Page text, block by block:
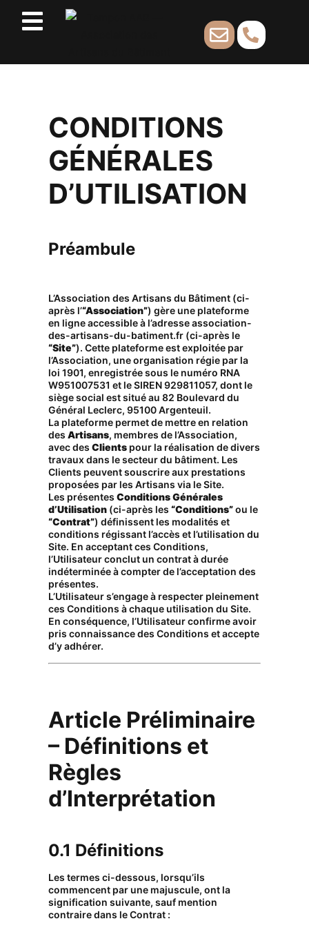
CONDITIONS
GÉNÉRALES
D’UTILISATION
Préambule
L’Association des Artisans du Bâtiment (ci-
après l’“Association”) gère une plateforme
en ligne accessible à l’adresseassociation-
des-artisans-du-batiment.fr (ci-après le
“Site”). Cette plateforme est exploitée par
l’Association, une organisation régie par la
loi 1901, enregistrée sous le numéro RNA
W951007531 et le SIREN 929811057, dont le
siège social est situé au 82 Boulevard du
Général Leclerc, 95100 Argenteuil.
La plateforme permet de mettre en relation
desArtisans, membres de l’Association,
avec desClients pour la réalisation de divers
travaux dans le secteur du bâtiment. Les
Clients peuvent souscrire aux prestations
proposées par les Artisans via le Site.
Les présentesConditions Générales
d’Utilisation (ci-après les“Conditions”ou le
“Contrat”) définissent les modalités et
conditions régissant l’accès et l’utilisation du
Site. En acceptant ces Conditions,
l’Utilisateur conclut un contrat à durée
indéterminée à compter de l’acceptation des
présentes.
L’Utilisateur s’engage à respecter pleinement
ces Conditions à chaque utilisation du Site.
En conséquence, l’Utilisateur confirme avoir
pris connaissance des Conditions et accepte
d’y adhérer.
Article Préliminaire
– Définitions et
Règles
d’Interprétation
0.1 Définitions
Les termes ci-dessous, lorsqu’ils
commencent par une majuscule, ont la
signification suivante, sauf mention
contraire dans le Contrat :